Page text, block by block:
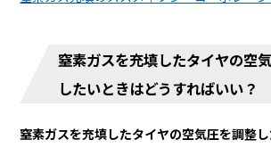
窒素ガスを充填したタイヤの空
したいときはどうすればいい？
窒素ガスを充填したタイヤの空気圧を調整